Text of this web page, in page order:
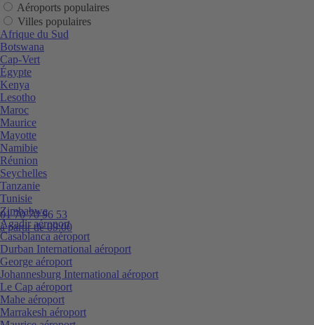
01 70 70 96 53
à partir de 09:00
Aéroports populaires
Villes populaires
Afrique du Sud
Botswana
Cap-Vert
Égypte
Kenya
Lesotho
Maroc
Maurice
Mayotte
Namibie
Réunion
Seychelles
Tanzanie
Tunisie
Zimbabwe
Agadir aéroport
Casablanca aéroport
Durban International aéroport
George aéroport
Johannesburg International aéroport
Le Cap aéroport
Mahe aéroport
Marrakesh aéroport